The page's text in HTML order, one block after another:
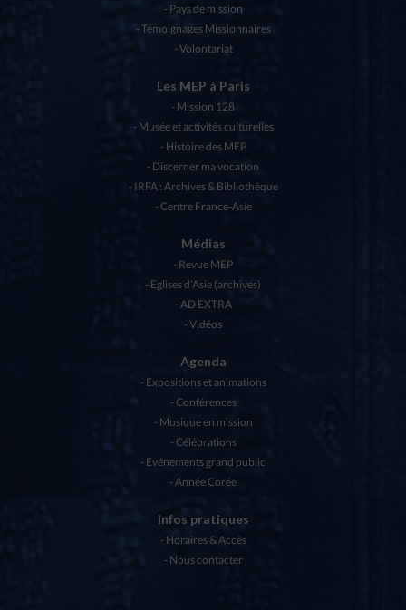
Pays de mission
Témoignages Missionnaires
Volontariat
Les MEP à Paris
Mission 128
Musée et activités culturelles
Histoire des MEP
Discerner ma vocation
IRFA : Archives & Bibliothèque
Centre France-Asie
Médias
Revue MEP
Eglises d’Asie (archives)
AD EXTRA
Vidéos
Agenda
Expositions et animations
Conférences
Musique en mission
Célébrations
Evénements grand public
Année Corée
Infos pratiques
Horaires & Accès
Nous contacter